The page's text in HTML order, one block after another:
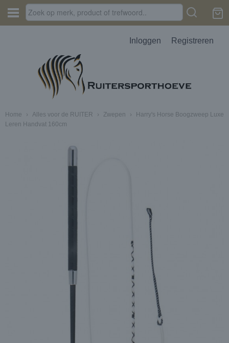
Inloggen Registreren
Home › Alles voor de RUITER › Zwepen ›
Harry's Horse Boogzweep Luxe
Leren Handvat 160cm